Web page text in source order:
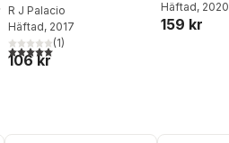
R J Palacio
Häftad, 2017
5,0utav 5 stjärnor. Totalt antal röster:
(1)
106 kr
Häftad, 2020
159 kr